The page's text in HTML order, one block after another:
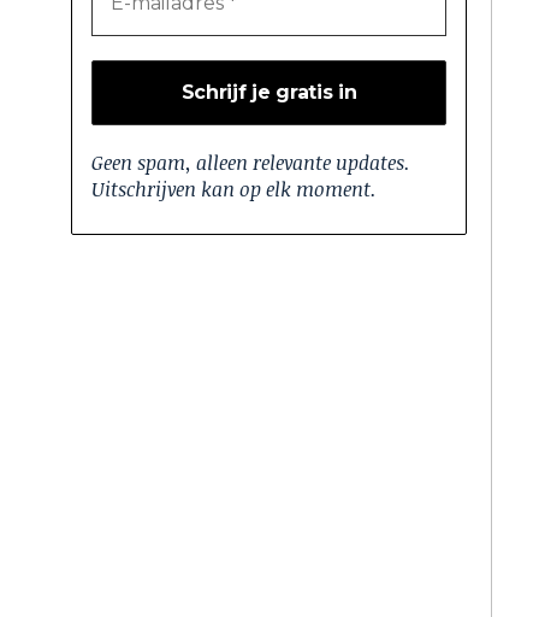
Geen spam, alleen relevante updates.
Uitschrijven kan op elk moment.